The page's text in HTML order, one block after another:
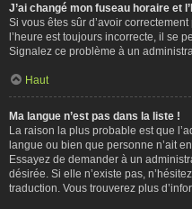
J’ai changé mon fuseau horaire et
Si vous êtes sûr d’avoir
l’heure est toujours incorrecte, il se
Signalez ce problème à un
Haut
Ma langue n’est pas dans la liste !
La raison la plus probable est que
langue ou bien que personne n’ait
Essayez de demander à un
désirée. Si elle n’existe pas,
traduction. Vous trouverez plus